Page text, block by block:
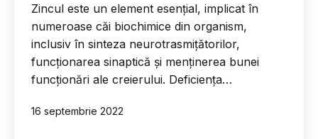
Zincul este un element esențial, implicat în
numeroase căi biochimice din organism,
inclusiv în sinteza neurotrasmițătorilor,
funcționarea sinaptică și menținerea bunei
funcționări ale creierului. Deficiența…
Publicat
16 septembrie 2022